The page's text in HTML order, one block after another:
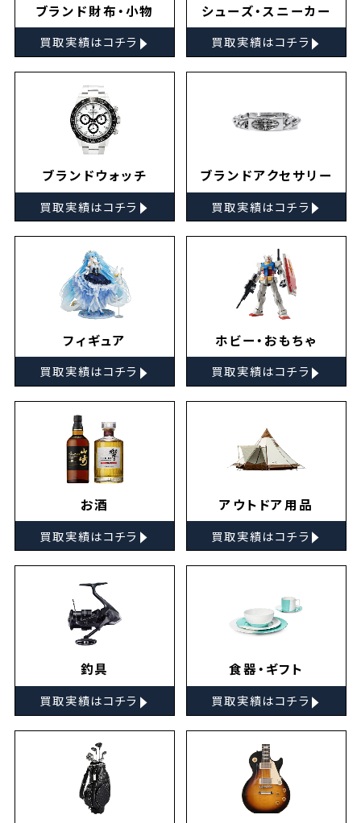
ブランド財布・小物
買取実績はコチラ ▸
シューズ・スニーカー
買取実績はコチラ ▸
ブランドウォッチ
買取実績はコチラ ▸
ブランドアクセサリー
買取実績はコチラ ▸
フィギュア
買取実績はコチラ ▸
ホビー・おもちゃ
買取実績はコチラ ▸
お酒
買取実績はコチラ ▸
アウトドア用品
買取実績はコチラ ▸
釣具
買取実績はコチラ ▸
食器・ギフト
買取実績はコチラ ▸